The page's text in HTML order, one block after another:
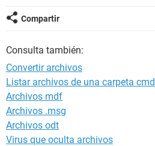
Compartir
Consulta también:
Convertir archivos
Listar archivos de una carpeta cmd
Archivos mdf
Archivos .msg
Archivos odt
Virus que oculta archivos